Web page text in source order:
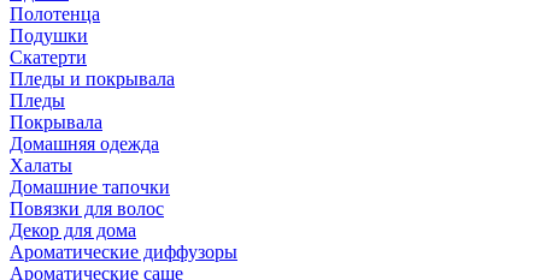
Полотенца
Подушки
Скатерти
Пледы и покрывала
Пледы
Покрывала
Домашняя одежда
Халаты
Домашние тапочки
Повязки для волос
Декор для дома
Ароматические диффузоры
Ароматические саше